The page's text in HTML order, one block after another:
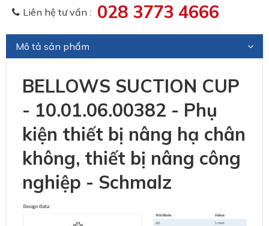
Liên hệ tư vấn : 028 3773 4666
Mô tả sản phẩm
BELLOWS SUCTION CUP
- 10.01.06.00382 - Phụ
kiện thiết bị nâng hạ chân
không, thiết bị nâng công
nghiệp - Schmalz